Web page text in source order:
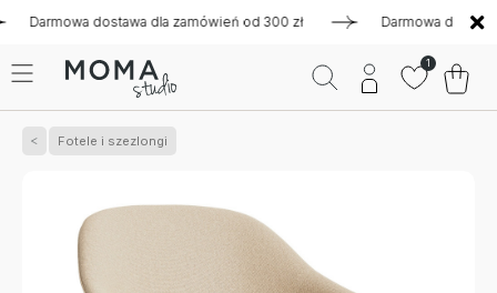
dostawa dla zamówień od 300 zł Darmowa dostawa dla
1
Fotele i szezlongi